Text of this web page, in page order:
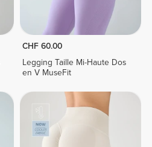
CHF 60.00
Legging Taille Mi-Haute Dos
en V MuseFit